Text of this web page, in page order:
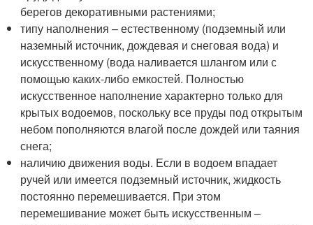
берегов декоративными растениями;
типу наполнения – естественному (подземный или
наземный источник, дождевая и снеговая вода) и
искусственному (вода наливается шлангом или с
помощью каких-либо емкостей. Полностью
искусственное наполнение характерно только для
крытых водоемов, поскольку все пруды под открытым
небом пополняются влагой после дождей или таяния
снега;
наличию движения воды. Если в водоем впадает
ручей или имеется подземный источник, жидкость
постоянно перемешивается. При этом
перемешивание может быть искусственным –